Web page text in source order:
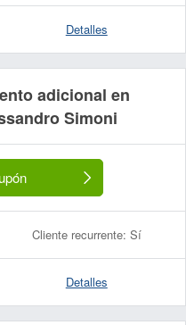
Detalles
adicional en
Simoni
Cliente recurrente: Sí
Detalles